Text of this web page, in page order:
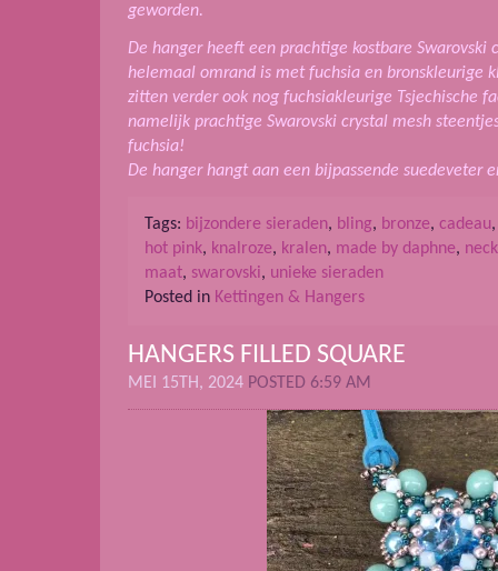
geworden.
De hanger heeft een prachtige kostbare Swarovski
helemaal omrand is met fuchsia en bronskleurige
zitten verder ook nog fuchsiakleurige Tsjechische
namelijk prachtige Swarovski crystal mesh
fuchsia!
De hanger hangt aan een bijpassende suedeveter
Tags: bijzondere sieraden, bling, bronze, cadeau
hot pink, knalroze, kralen, made by daphne,
maat, swarovski, unieke sieraden
Posted in Kettingen & Hangers
HANGERS FILLED SQUARE
MEI 15TH, 2024 POSTED 6:59 AM